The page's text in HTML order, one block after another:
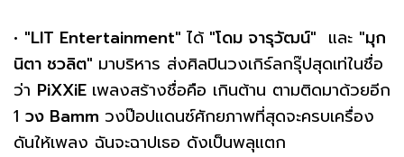
• "LIT Entertainment" ได้ "โดม จารุวัฒน์" และ "มุก
นิตา ชวลิต" มาบริหาร ส่งศิลปินวงเกิร์ลกรุ๊ปสุดเท่ในชื่อ
ว่า PiXXiE เพลงสร้างชื่อคือ เกินต้าน ตามติดมาด้วยอีก
1 วง Bamm วงป๊อปแดนซ์ศักยภาพที่สุดจะครบเครื่อง
ดันให้เพลง ฉันจะฉาปเธอ ดังเป็นพลุแตก